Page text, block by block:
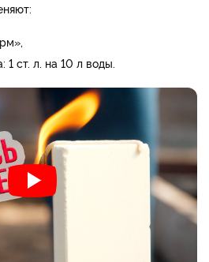
1 ст. л. на 10 л воды.